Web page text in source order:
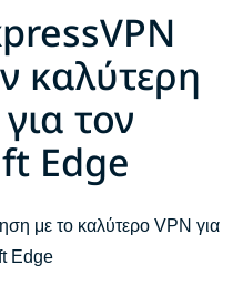
καλύτερη
τον
Edge
με το καλύτερο VPN για
Edge